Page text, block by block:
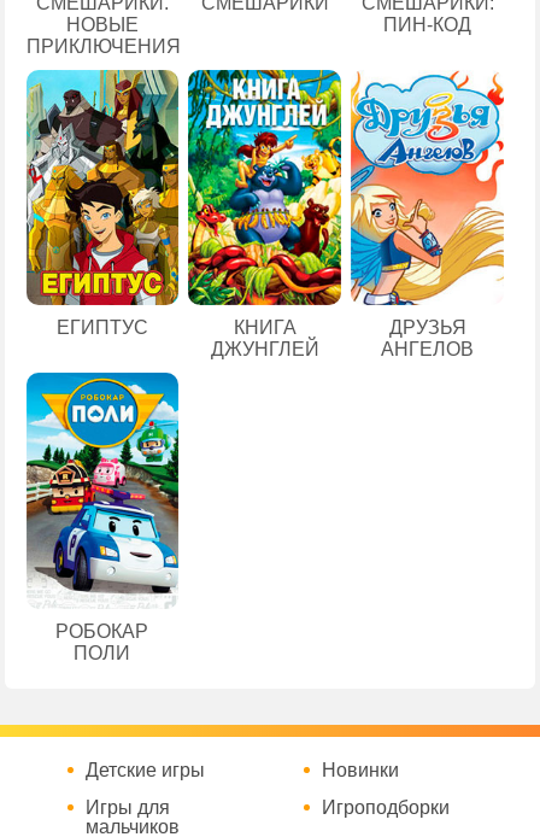
НОВЫЕ
ПРИКЛЮЧЕНИЯ
ПИН-КОД
ЕГИПТУС
КНИГА
ДЖУНГЛЕЙ
ДРУЗЬЯ
АНГЕЛОВ
РОБОКАР
ПОЛИ
Детские игры
Игры для
мальчиков
Новинки
Игроподборки